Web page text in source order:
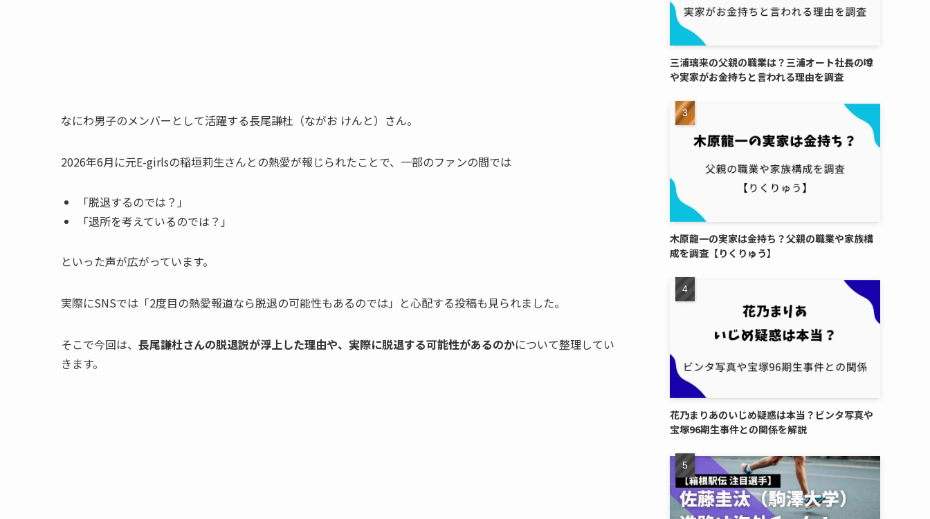
なにわ男子のメンバーとして活躍する長尾謙杜（ながお けんと）さん。
2026年6月に元E-girlsの稲垣莉生さんとの熱愛が報じられたことで、一部のファンの間では
「脱退するのでは？」
「退所を考えているのでは？」
といった声が広がっています。
実際にSNSでは「2度目の熱愛報道なら脱退の可能性もあるのでは」と心配する投稿も見られました。
そこで今回は、 長尾謙杜さんの脱退説が浮上した理由や、実際に脱退する可能性があるのかについて整理してい
きます。
三浦璃来の父親の職業は？三浦オート社長の噂
や実家がお金持ちと言われる理由を調査
木原龍一の実家は金持ち？父親の職業や家族構
成を調査【りくりゅう】
花乃まりあのいじめ疑惑は本当？ビンタ写真や
宝塚96期生事件との関係を解説